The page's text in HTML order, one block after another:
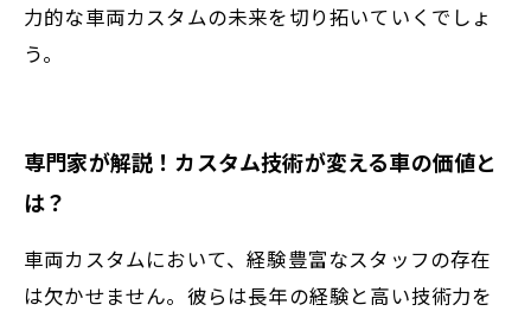
力的な車両カスタムの未来を切り拓いていくでしょ
う。
専門家が解説！カスタム技術が変える車の価値と
は？
車両カスタムにおいて、経験豊富なスタッフの存在
は欠かせません。彼らは長年の経験と高い技術力を